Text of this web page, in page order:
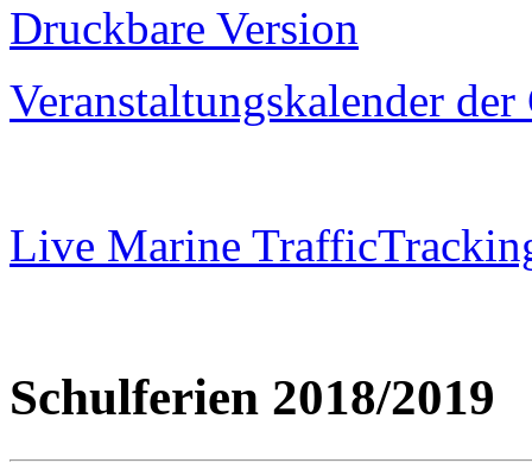
Druckbare Version
Veranstaltungskalender
Live Marine
Schulferien 2018/2019